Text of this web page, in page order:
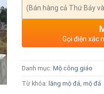
(Bán hàng cả Thứ Bảy
Gọi điện xác
Danh mục: Mộ công giáo
Từ khóa: lăng mộ đá, mộ đá